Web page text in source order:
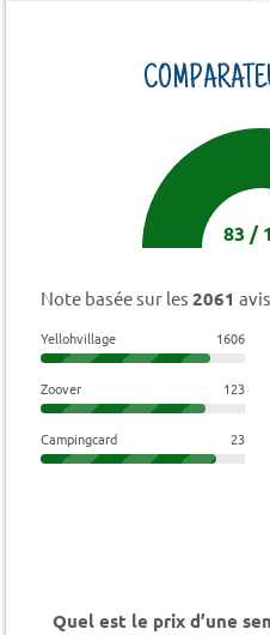
83 /
Note basée sur les 2061
Yellohvillage 1606
Zoover 123
Campingcard 23
Quel est le prix d’une